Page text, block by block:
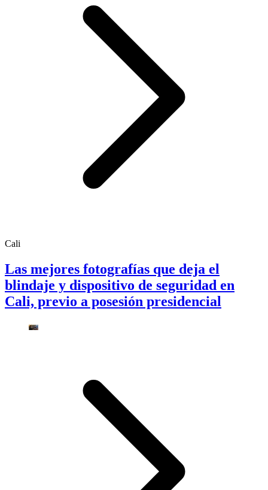
Cali
Las mejores fotografías que deja el
blindaje y dispositivo de seguridad en
Cali, previo a posesión presidencial